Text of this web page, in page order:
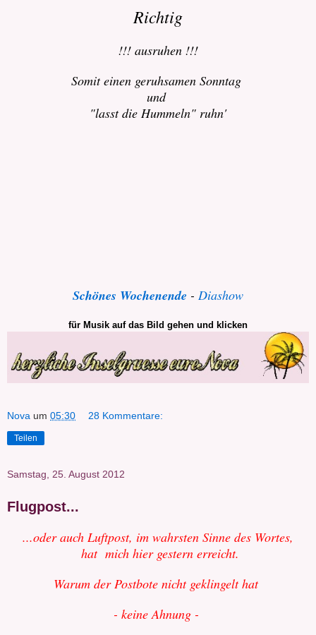
Richtig
!!! ausruhen !!!
Somit einen geruhsamen Sonntag
und
"lasst die Hummeln" ruhn'
Schönes Wochenende - Diashow
für Musik auf das Bild gehen und klicken
Nova um 05:30 28 Kommentare:
Teilen
Samstag, 25. August 2012
Flugpost...
...oder auch Luftpost, im wahrsten Sinne des Wortes,
hat mich hier gestern erreicht.
Warum der Postbote nicht geklingelt hat
- keine Ahnung -